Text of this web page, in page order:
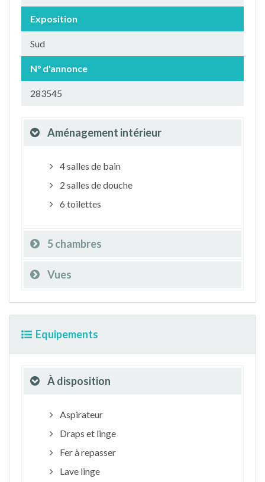
Exposition
Sud
N° d'annonce
283545
Aménagement intérieur
4 salles de bain
2 salles de douche
6 toilettes
5 chambres
Vues
Equipements
À disposition
Aspirateur
Draps et linge
Fer à repasser
Lave linge